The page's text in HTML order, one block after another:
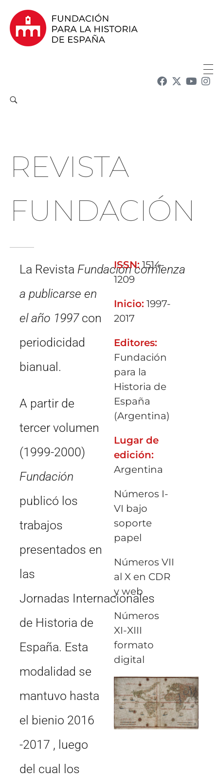
REVISTA
FUNDACIÓN
La Revista Fundacióncomienza
a publicarse en
el año 1997con
periodicidad
bianual.
A partir de
tercer volumen
(1999-2000)
Fundación
publicó los
trabajos
presentados en
las
Jornadas Internacionales
de Historia de
España. Esta
modalidad se
mantuvo hasta
el bienio 2016
-2017 , luego
del cual los
ISSN: 1514-
1209
Inicio: 1997-
2017
Editores:
Fundación
para la
Historia de
España
(Argentina)
Lugar de
edición:
Argentina
Números I-
VI bajo
soporte
papel
Números VII
al X en CDR
y web
Números
XI-XIII
formato
digital